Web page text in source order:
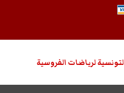
لرياضات الفروسية